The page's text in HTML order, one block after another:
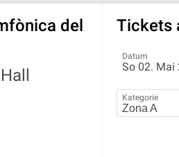
del
Tickets
Datum
So 02. Mai
Kategorie